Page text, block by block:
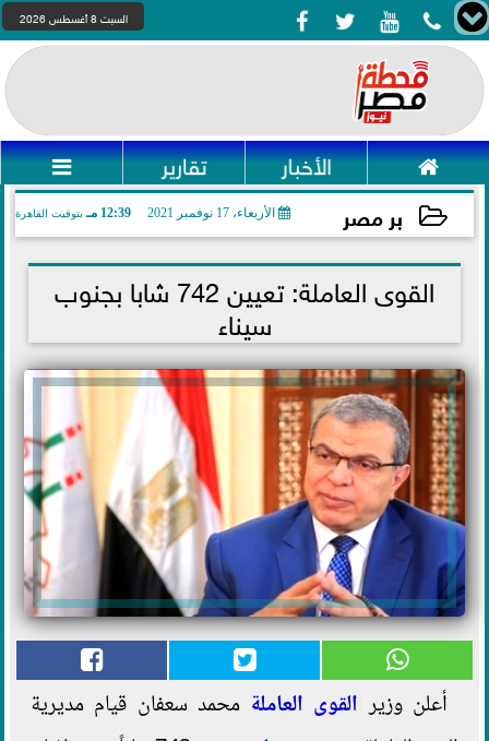
    السبت 8 أغسطس 2026
 الأخبار تقارير 
بر مصر الأربعاء، 17 نوفمبر 2021 12:39 مـ بتوقيت القاهرة
2021-11-17 12:39:28 القوى العاملة: تعيين 742 شابا بجنوب
سيناء
أعلن وزير القوى العاملة محمد سعفان قيام مديرية